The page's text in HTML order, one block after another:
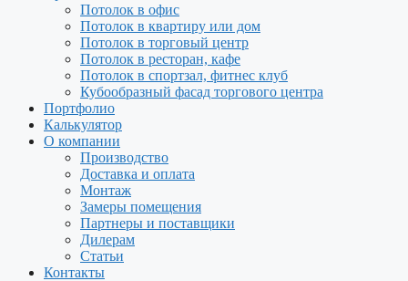
Потолок в офис
Потолок в квартиру или дом
Потолок в торговый центр
Потолок в ресторан, кафе
Потолок в спортзал, фитнес клуб
Кубообразный фасад торгового центра
Портфолио
Калькулятор
О компании
Производство
Доставка и оплата
Монтаж
Замеры помещения
Партнеры и поставщики
Дилерам
Статьи
Контакты